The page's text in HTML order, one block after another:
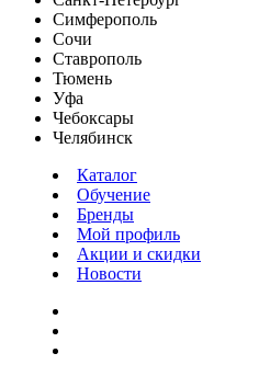
Симферополь
Сочи
Ставрополь
Тюмень
Уфа
Чебоксары
Челябинск
Каталог
Обучение
Бренды
Мой профиль
Акции и скидки
Новости